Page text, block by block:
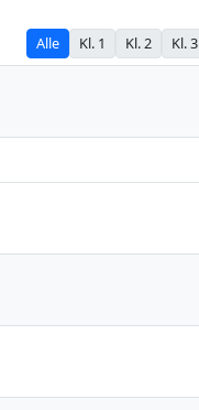
Alle Kl. 1 Kl. 2 Kl. 3